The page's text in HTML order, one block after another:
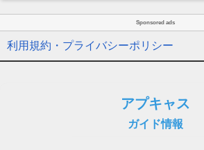
Sponsored ads
利用規約・プライバシーポリシー
アプキャス
ガイド情報